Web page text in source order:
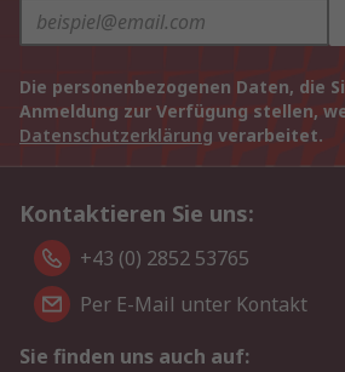
Die personenbezogenen Daten, die
Anmeldung zur Verfügung stellen,
Datenschutzerklärung verarbeitet.
Kontaktieren Sie uns:
+43 (0) 2852 53765
Per E-Mail unter Kontakt
Sie finden uns auch auf: